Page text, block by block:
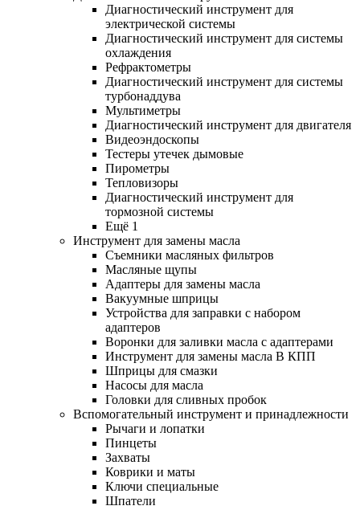
Диагностический инструмент для
электрической системы
Диагностический инструмент для системы
охлаждения
Рефрактометры
Диагностический инструмент для системы
турбонаддува
Мультиметры
Диагностический инструмент для двигателя
Видеоэндоскопы
Тестеры утечек дымовые
Пирометры
Тепловизоры
Диагностический инструмент для
тормозной системы
Ещё 1
Инструмент для замены масла
Съемники масляных фильтров
Масляные щупы
Адаптеры для замены масла
Вакуумные шприцы
Устройства для заправки с набором
адаптеров
Воронки для заливки масла с адаптерами
Инструмент для замены масла В КПП
Шприцы для смазки
Насосы для масла
Головки для сливных пробок
Вспомогательный инструмент и принадлежности
Рычаги и лопатки
Пинцеты
Захваты
Коврики и маты
Ключи специальные
Шпатели